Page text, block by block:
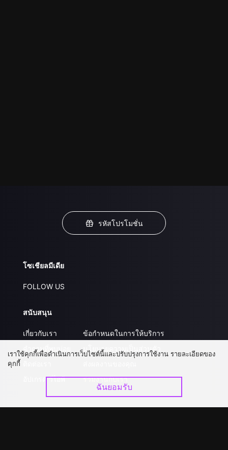
รหัสโปรโมชั่น
โซเชียลมีเดีย
FOLLOW US
สนับสนุน
เกี่ยวกับเรา
คำถามที่พบบ่อย
อัปเกรด วีไอพี
ข้อกำหนดในการให้บริการ
นโยบายความเป็นส่วนตัว
ร่วมงานกับเรา
เราใช้คุกกี้เพื่อดำเนินการเว็บไซต์นี้และปรับปรุงการใช้งาน รายละเอียดของ
คุกกี้
ฉันยอมรับ